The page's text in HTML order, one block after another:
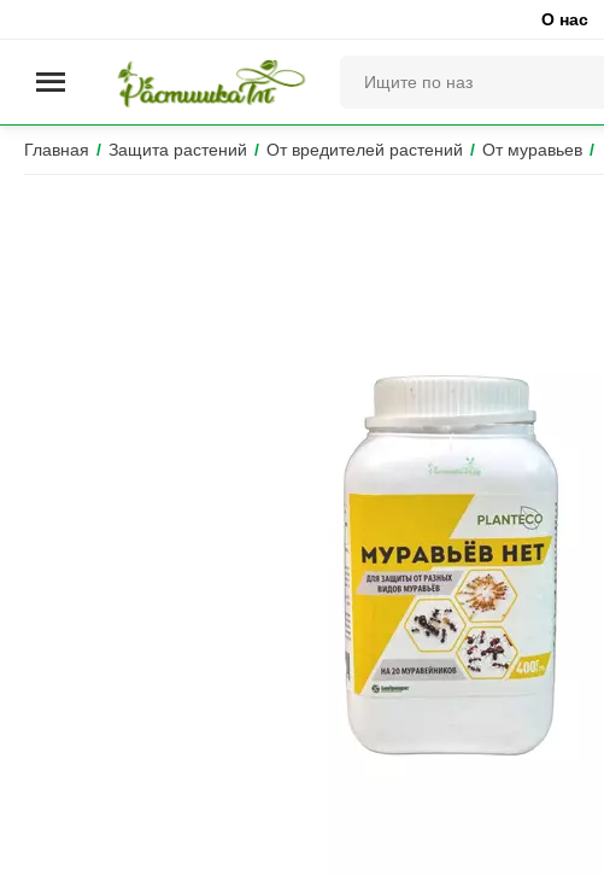
О нас
Главная / Защита растений / От вредителей растений / От муравьев /